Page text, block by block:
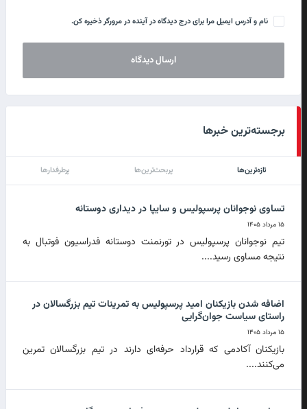
نام و آدرس ایمیل مرا برای درج دیدگاه در آینده در مرورگر ذخیره کن.
برجسته‌ترین خبرها
تازه‌ترین‌ها پربحث‌ترین‌ها پرطرفدارها
تساوی نوجوانان پرسپولیس و سایپا در دیداری دوستانه
۱۵ مرداد ۱۴۰۵
تیم نوجوانان پرسپولیس در تورنمنت دوستانه فدراسیون فوتبال به
نتیجه مساوی رسید....
اضافه شدن بازیکنان امید پرسپولیس به تمرینات تیم بزرگسالان در
راستای سیاست جوان‌گرایی
۱۵ مرداد ۱۴۰۵
بازیکنان آکادمی که قرارداد حرفه‌ای دارند در تیم بزرگسالان تمرین
می‌کنند....